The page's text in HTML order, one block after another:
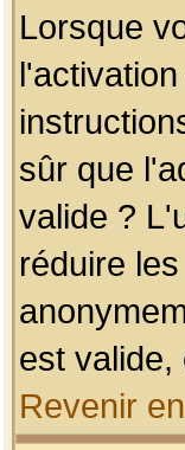
Lorsque
sûr que
valide ?
réduire
est
Revenir